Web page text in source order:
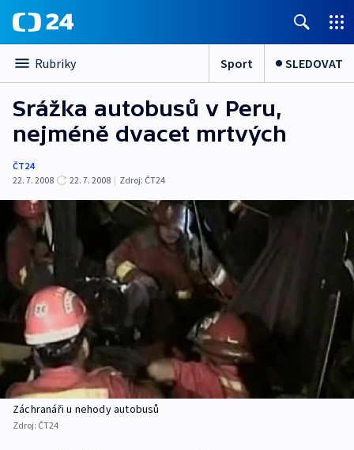
Rubriky Sport SLEDOVAT
Srážka autobusů v Peru,
nejméně dvacet mrtvých
ČT24
22. 7. 2008
22. 7. 2008 | Zdroj: ČT24
Záchranáři u nehody autobusů
Zdroj: ČT24